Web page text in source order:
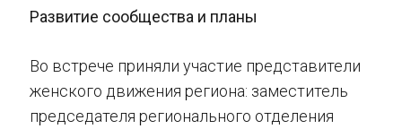
Развитие сообщества и планы
Во встрече приняли участие представители
женского движения региона: заместитель
председателя регионального отделения